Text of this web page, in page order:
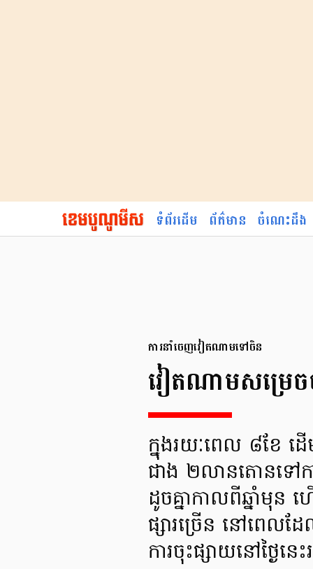
ទំព័រដើម ព័ត៌មាន ចំណេះដឹង
ការនាំចេញវៀតណាម​ទៅចិន
វៀតណាមសម្រេ
ក្នុងរយៈពេល ៨ខែ ដ
ជាង ២លានតោនទៅ
ដូចគ្នាកាលពីឆ្នាំមុ
ផ្សារច្រើន នៅពេល
ការចុះផ្សាយនៅថ្ងៃ